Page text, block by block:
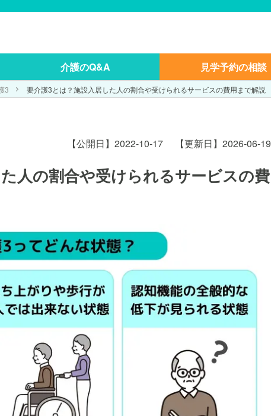
介護のQ&A 見学予約の相談
3 要介護3とは？施設入居した人の割合や受けられるサービスの費用まで解説
【公開日】2022-10-17 【更新日】2026-06-19
人の割合や受けられるサービスの費